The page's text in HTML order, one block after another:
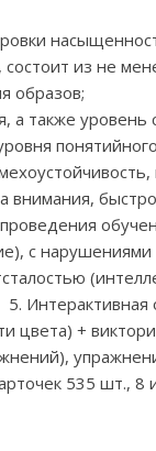
из не
образов;
а также
внимания,
с нарушениями
цвета) +
535 шт., 8